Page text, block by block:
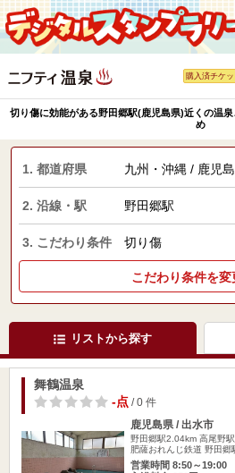
購入済チケ
切り傷に効能がある野田郷駅(鹿児島県)近くの温
め
1. 都道府県 九州・沖縄 / 鹿児
2. 沿線・駅 野田郷駅
3. こだわり条件 切り傷
こだわり条件を変
リストから探す
舞鶴温泉
-点/ 0 件
鹿児島県 / 出水市
野田郷駅2.04km 高尾野
肥薩おれんじ鉄道 野田
営業時間 8:50～19:00